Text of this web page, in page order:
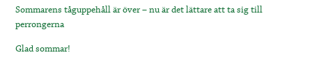
Sommarens tåguppehåll är över – nu är det lättare att ta sig till
perrongerna
Glad sommar!